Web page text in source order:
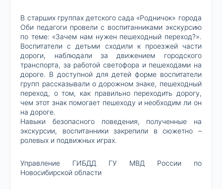
В старших группах детского сада «Родничок» города
Оби педагоги провели с воспитанниками экскурсию
по теме: «Зачем нам нужен пешеходный переход?».
Воспитатели с детьми сходили к проезжей части
дороги, наблюдали за движением городского
транспорта, за работой светофора и пешеходами на
дороге. В доступной для детей форме воспитатели
групп рассказывали о дорожном знаке, пешеходный
переход, о том, как правильно переходить дорогу,
чем этот знак помогает пешеходу и необходим ли он
на дороге.
Навыки безопасного поведения, полученные на
экскурсии, воспитанники закрепили в сюжетно –
ролевых и подвижных играх.
Управление ГИБДД ГУ МВД России по
Новосибирской области